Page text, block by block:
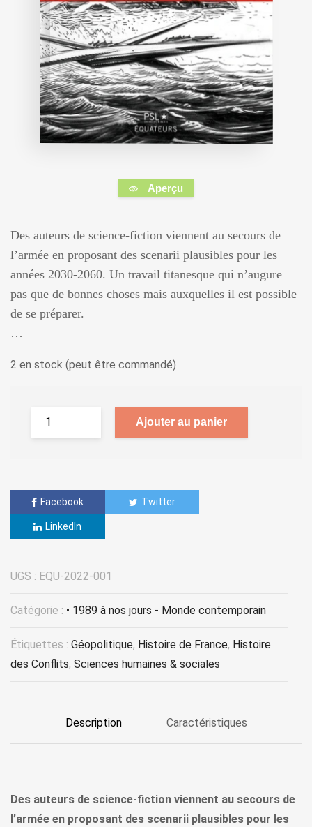
Aperçu
Des auteurs de science-fiction viennent au secours de
l’armée en proposant des scenarii plausibles pour les
années 2030-2060. Un travail titanesque qui n’augure
pas que de bonnes choses mais auxquelles il est possible
de se préparer.
…
2 en stock (peut être commandé)
Ajouter au panier
Facebook Twitter
LinkedIn
UGS : EQU-2022-001
Catégorie : • 1989 à nos jours - Monde contemporain
Étiquettes : Géopolitique, Histoire de France, Histoire
des Conflits, Sciences humaines & sociales
Description Caractéristiques
Des auteurs de science-fiction viennent au secours de
l’armée en proposant des scenarii plausibles pour les